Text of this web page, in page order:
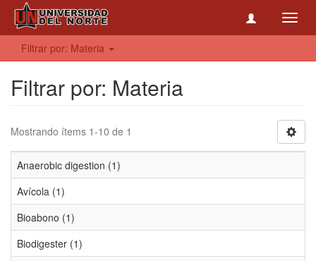
Filtrar por: Materia
Filtrar por: Materia
Mostrando ítems 1-10 de 1
Anaerobic digestion (1)
Avícola (1)
Bioabono (1)
Biodigester (1)